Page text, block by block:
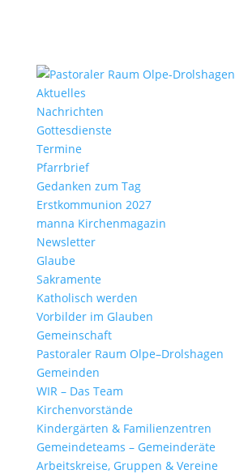
Aktu­elles
Nach­richten
Gottes­dienste
Termine
Pfarr­brief
Gedanken zum Tag
Erst­kom­mu­nion 2027
manna Kirchen­ma­gazin
News­letter
Glaube
Sakra­mente
Katho­lisch werden
Vorbilder im Glauben
Gemein­schaft
Pasto­raler Raum Olpe–Drolshagen
Gemeinden
WIR – Das Team
Kirchen­vor­stände
Kinder­gärten & Familienzentren
Gemein­de­teams – Gemeinderäte
Arbeits­kreise, Gruppen & Vereine